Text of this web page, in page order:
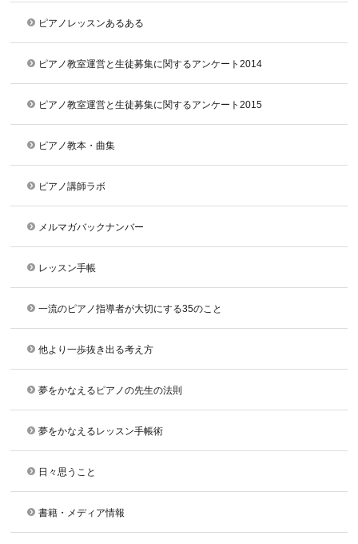
ピアノレッスンあるある
ピアノ教室運営と生徒募集に関するアンケート2014
ピアノ教室運営と生徒募集に関するアンケート2015
ピアノ教本・曲集
ピアノ講師ラボ
メルマガバックナンバー
レッスン手帳
一流のピアノ指導者が大切にする35のこと
他より一歩抜き出る考え方
夢をかなえるピアノの先生の法則
夢をかなえるレッスン手帳術
日々思うこと
書籍・メディア情報